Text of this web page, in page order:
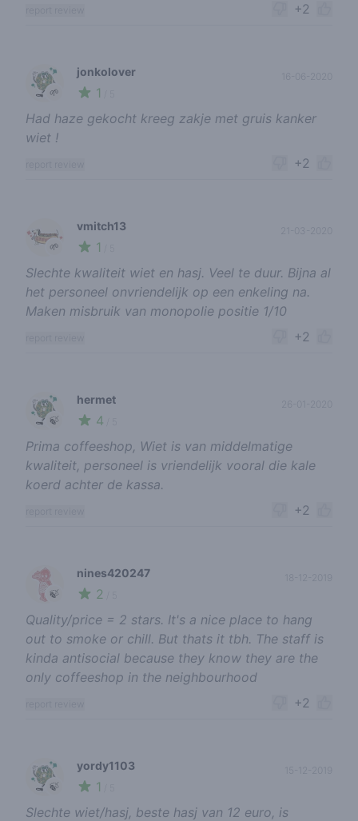
+2
🌱
jonkolover
1
Had haze gekocht kreeg zakje met gruis kanker
wiet !
+2
🌱
vmitch13
1
21-03-2020
Slechte kwaliteit wiet en hasj. Veel te duur. Bijna al
het personeel onvriendelijk op een enkeling na.
Maken misbruik van monopolie positie 1/10
+2
🍃
hermet
4
Prima coffeeshop, Wiet is van middelmatige
kwaliteit, personeel is vriendelijk vooral die kale
koerd achter de kassa.
+2
🍃
nines420247
2
Quality/price = 2 stars. It's a nice place to hang
out to smoke or chill. But thats it tbh. The staff is
kinda antisocial because they know they are the
only coffeeshop in the neighbourhood
+2
🍃
yordy1103
1
Slechte wiet/hasj, beste hasj van 12 euro, is